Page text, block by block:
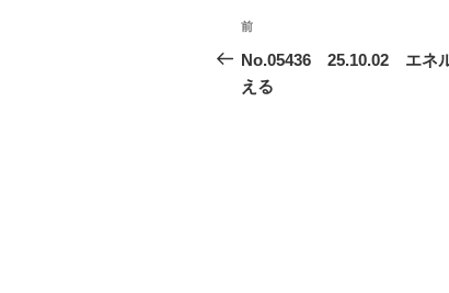
投
稿
ナ
前
の
投
前
No.05436 25.10.02 エネ
える